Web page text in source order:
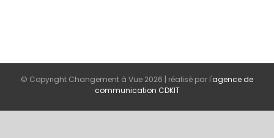
© Copyright Changement à Vue 2026 | réalisé par l'agence de
communication CDKIT